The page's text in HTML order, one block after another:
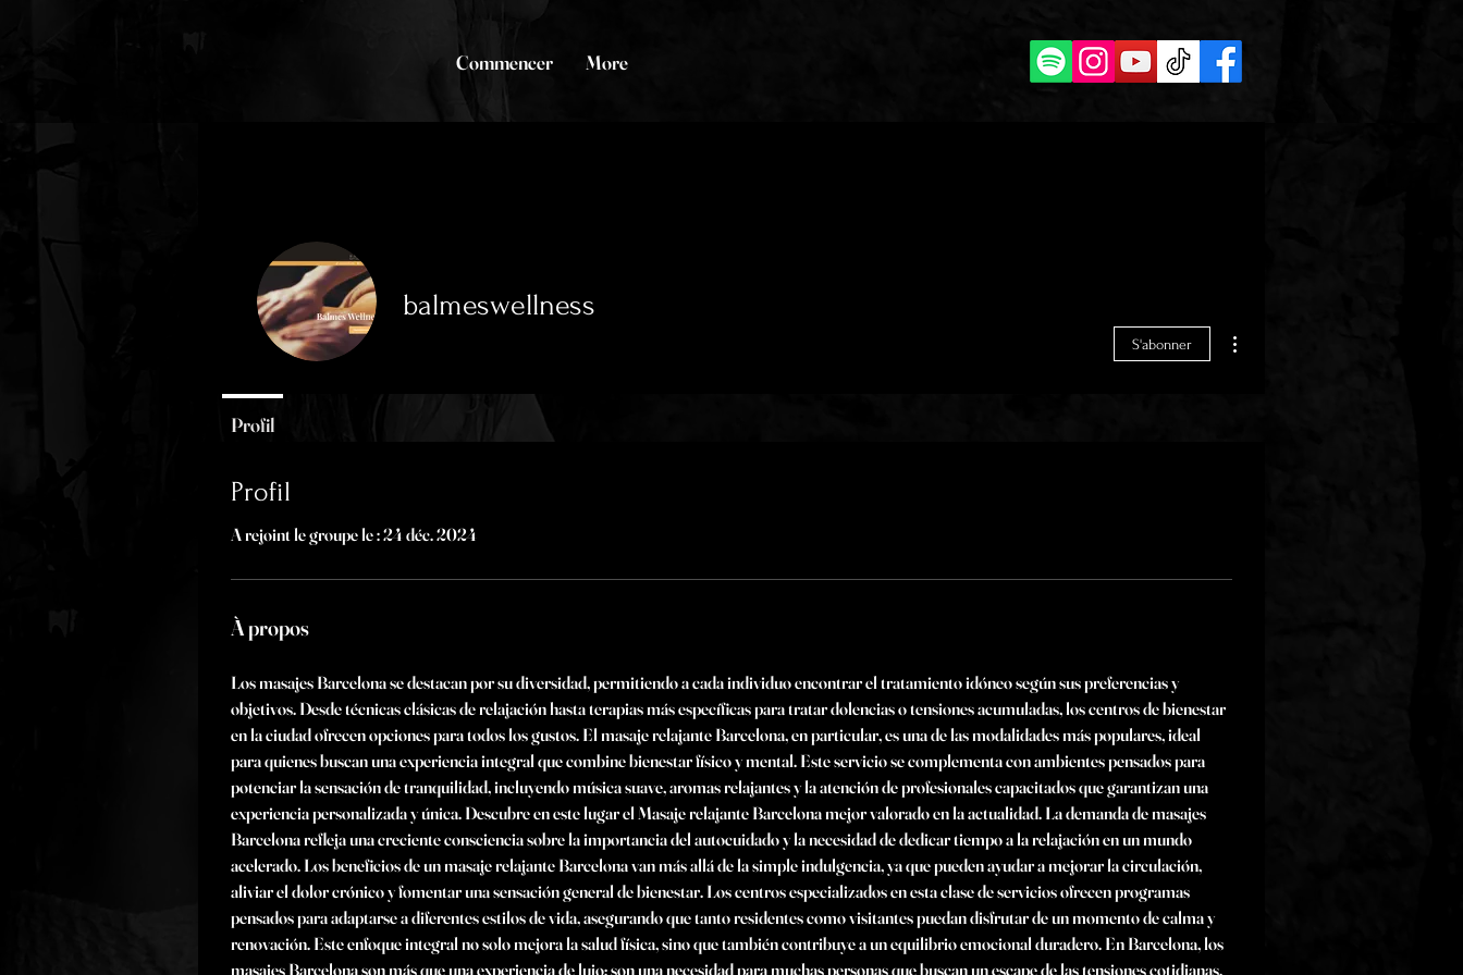
Commencer More
Profil
A rejoint le groupe le : 24 déc. 2024
À propos
Los masajes Barcelona se destacan por su diversidad, permitiendo a cada individuo encontrar el tratamiento idóneo según sus preferencias y
objetivos. Desde técnicas clásicas de relajación hasta terapias más específicas para tratar dolencias o tensiones acumuladas, los centros de bienestar
en la ciudad ofrecen opciones para todos los gustos. El masaje relajante Barcelona, en particular, es una de las modalidades más populares, ideal
para quienes buscan una experiencia integral que combine bienestar físico y mental. Este servicio se complementa con ambientes pensados para
potenciar la sensación de tranquilidad, incluyendo música suave, aromas relajantes y la atención de profesionales capacitados que garantizan una
experiencia personalizada y única. Descubre en este lugar el Masaje relajante Barcelona mejor valorado en la actualidad. La demanda de masajes
Barcelona refleja una creciente consciencia sobre la importancia del autocuidado y la necesidad de dedicar tiempo a la relajación en un mundo
acelerado. Los beneficios de un masaje relajante Barcelona van más allá de la simple indulgencia, ya que pueden ayudar a mejorar la circulación,
aliviar el dolor crónico y fomentar una sensación general de bienestar. Los centros especializados en esta clase de servicios ofrecen programas
pensados para adaptarse a diferentes estilos de vida, asegurando que tanto residentes como visitantes puedan disfrutar de un momento de calma y
renovación. Este enfoque integral no solo mejora la salud física, sino que también contribuye a un equilibrio emocional duradero. En Barcelona, los
masajes Barcelona son más que una experiencia de lujo; son una necesidad para muchas personas que buscan un escape de las tensiones cotidianas.
balmeswellness
S'abonner
Profil